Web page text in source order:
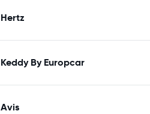
Hertz
Keddy By Europcar
Avis